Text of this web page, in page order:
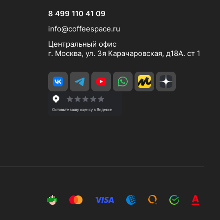
8 499 110 41 09
info@coffeespace.ru
Центральный офис
г. Москва, ул. 3я Карачаровская, д18А. ст 1